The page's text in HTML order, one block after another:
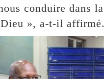
conduire dans la
», a-t-il affirmé.